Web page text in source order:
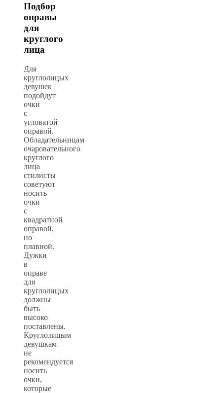
Подбор
оправы
для
круглого
лица
Для
круглолицых
девушек
подойдут
очки
с
угловатой
оправой.
Обладательницам
очаровательного
круглого
лица
стилисты
советуют
носить
очки
с
квадратной
оправой,
но
плавной.
Дужки
в
оправе
для
круглолицых
должны
быть
высоко
поставлены.
Круглолицым
девушкам
не
рекомендуется
носить
очки,
которые